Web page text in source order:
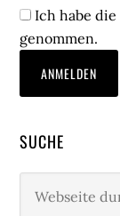
Ich habe die
genommen.
SUCHE
durchsuchen